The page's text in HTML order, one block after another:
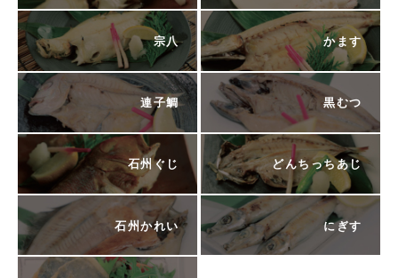
宗八 かます
連子鯛 黒むつ
石州ぐじ どんちっちあじ
石州かれい にぎす